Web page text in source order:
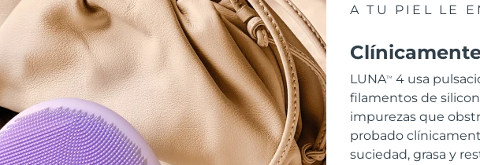
A TU PIEL LE
LUNATM 4 usa
filamentos de
impurezas que
probado
suciedad, grasa y